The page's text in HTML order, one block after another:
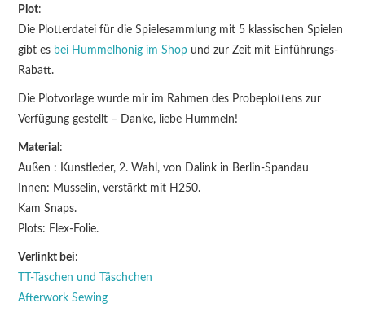
Plot:
Die Plotterdatei für die Spielesammlung mit 5 klassischen Spielen
gibt es bei Hummelhonig im Shop und zur Zeit mit Einführungs-
Rabatt.
Die Plotvorlage wurde mir im Rahmen des Probeplottens zur
Verfügung gestellt – Danke, liebe Hummeln!
Material :
Außen : Kunstleder, 2. Wahl, von Dalink in Berlin-Spandau
Innen: Musselin, verstärkt mit H250.
Kam Snaps.
Plots: Flex-Folie.
Verlinkt bei:
TT-Taschen und Täschchen
Afterwork Sewing